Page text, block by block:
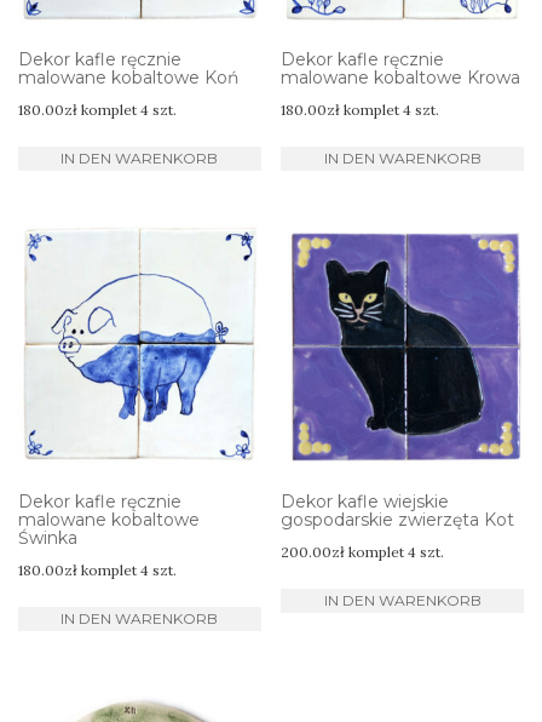
Dekor kafle ręcznie
malowane kobaltowe Koń
180.00zł komplet 4 szt.
IN DEN WARENKORB
Dekor kafle ręcznie
malowane kobaltowe Krowa
180.00zł komplet 4 szt.
IN DEN WARENKORB
Dekor kafle ręcznie
malowane kobaltowe
Świnka
180.00zł komplet 4 szt.
IN DEN WARENKORB
Dekor kafle wiejskie
gospodarskie zwierzęta Kot
200.00zł komplet 4 szt.
IN DEN WARENKORB